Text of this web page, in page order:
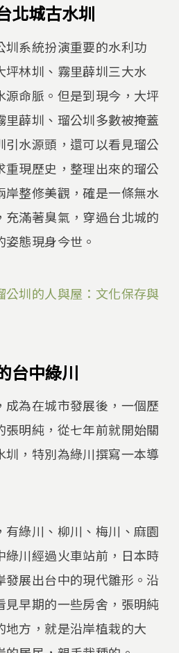
北城古水圳
圳系統扮演重要的水利功
坪林圳、霧里薜圳三大水
命脈。但是到現今，大坪
薜圳、瑠公圳多數被掩蓋
引水源頭，還可以看見瑠公
現歷史，整理出來的瑠公
整修美觀，確是一條無水
滿著臭氣，穿過台北城的
態現身今世。
圳的人與屋：文化保存與
台中綠川
為在城市發展後，一個歷
明純，從七年前就開始關
，特別為綠川撰寫一本導
綠川、柳川、梅川、麻園
綠川經過火車站前，日本時
展出台中的現代雛形。沿
見早期的一些房舍，張明純
方，就是沿岸植栽的大